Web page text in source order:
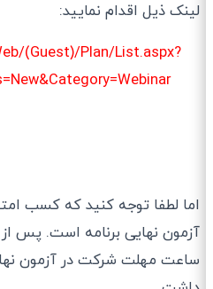
لینک ذیل اقدام نمایید:
(Guest)/Plan/List.aspx?
اما لطفا توجه کنید که کسب
ساعت مهلت شرکت در آزمون